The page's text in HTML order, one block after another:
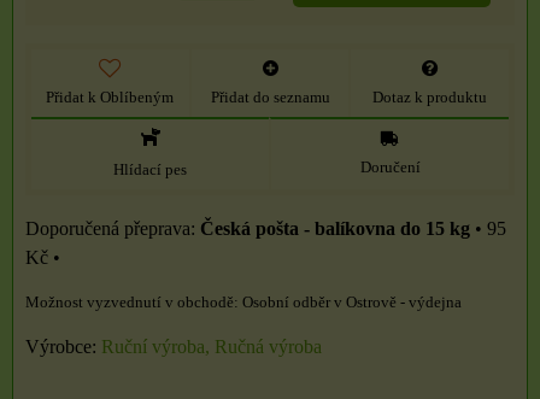
Přidat k Oblíbeným Přidat do seznamu Dotaz k produktu
Hlídací pes Doručení
Česká pošta - balíkovna do 15 kg • 95
Kč •
Osobní odběr v Ostrově - výdejna
Výrobce: Ruční výroba, Ručná výroba